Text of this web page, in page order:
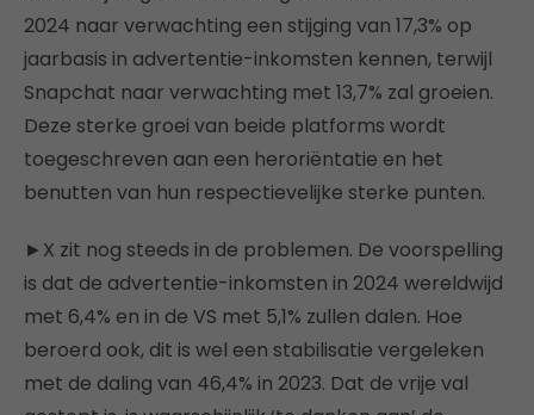
2024 naar verwachting een stijging van 17,3% op
jaarbasis in advertentie-inkomsten kennen, terwijl
Snapchat naar verwachting met 13,7% zal groeien.
Deze sterke groei van beide platforms wordt
toegeschreven aan een heroriëntatie en het
benutten van hun respectievelijke sterke punten.
►X zit nog steeds in de problemen. De voorspelling
is dat de advertentie-inkomsten in 2024 wereldwijd
met 6,4% en in de VS met 5,1% zullen dalen. Hoe
beroerd ook, dit is wel een stabilisatie vergeleken
met de daling van 46,4% in 2023. Dat de vrije val